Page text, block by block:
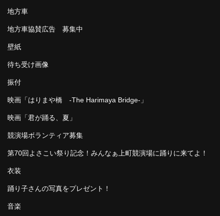
地方車
地方車協賛広告 募集中
壁紙
待ち受け画像
振付
映画「はりまや橋 -The Harimaya Bridge-」
映画「君が踊る、夏」
競演場ボランティア募集
第70回よさこい祭り記念！みんなぁ上町競演場に踊りに来てよ！
衣装
踊り子さんの写真をプレゼント！
音楽